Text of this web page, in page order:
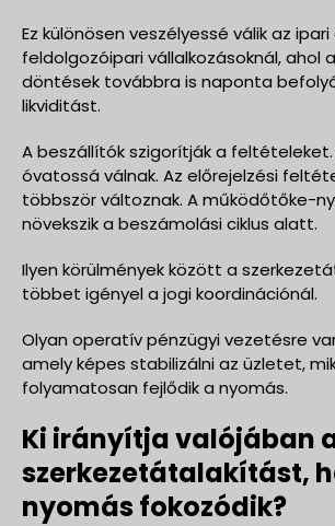
Ez különösen veszélyessé válik az ipari
feldolgozóipari vállalkozásoknál, ahol
döntések továbbra is naponta
likviditást.
A beszállítók szigorítják a feltételeket.
óvatossá válnak. Az előrejelzési
többször változnak. A működőtőke-
növekszik a beszámolási ciklus alatt.
Ilyen körülmények között a
többet igényel a jogi koordinációnál.
Olyan operatív pénzügyi vezetésre
amely képes stabilizálni az üzletet,
folyamatosan fejlődik a nyomás.
Ki irányítja valójában
szerkezetátalakítást,
nyomás fokozódik?